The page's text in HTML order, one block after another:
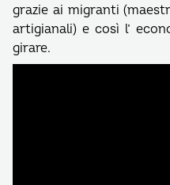
grazie ai migranti
artigianali) e così l’
girare.